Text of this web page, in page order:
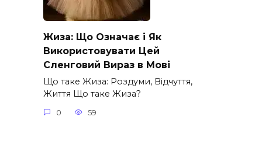
Жиза: Що Означає і Як
Використовувати Цей
Сленговий Вираз в Мові
Що таке Жиза: Роздуми, Відчуття,
Життя Що таке Жиза?
0 59